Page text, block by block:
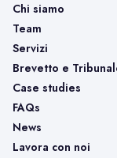
Chi siamo
Team
Servizi
Brevetto e
Case studies
FAQs
News
Lavora con noi